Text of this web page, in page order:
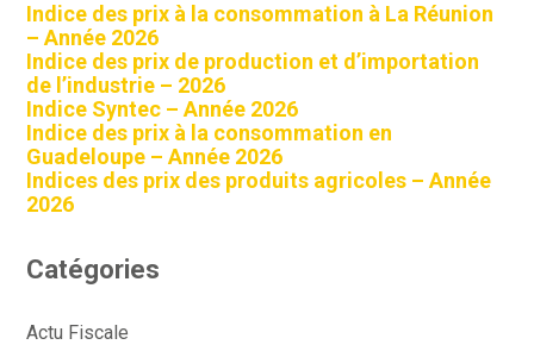
Indice des prix à la consommation à La Réunion
– Année 2026
Indice des prix de production et d’importation
de l’industrie – 2026
Indice Syntec – Année 2026
Indice des prix à la consommation en
Guadeloupe – Année 2026
Indices des prix des produits agricoles – Année
2026
Catégories
Actu Fiscale